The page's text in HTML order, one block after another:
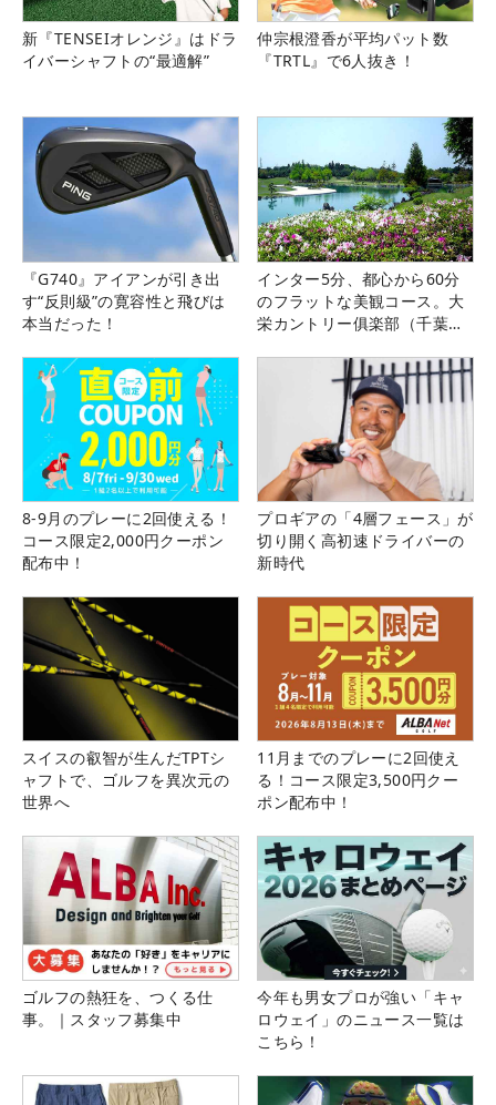
新『TENSEIオレンジ』はドラ
イバーシャフトの“最適解”
仲宗根澄香が平均パット数
『TRTL』で6人抜き！
『G740』アイアンが引き出
す“反則級”の寛容性と飛びは
本当だった！
インター5分、都心から60分
のフラットな美観コース。大
栄カントリー俱楽部（千葉
8-9月のプレーに2回使える！
コース限定2,000円クーポン
配布中！
プロギアの「4層フェース」が
切り開く高初速ドライバーの
新時代
スイスの叡智が生んだTPTシ
ャフトで、ゴルフを異次元の
世界へ
11月までのプレーに2回使え
る！コース限定3,500円クー
ポン配布中！
ゴルフの熱狂を、つくる仕
事。｜スタッフ募集中
今年も男女プロが強い「キャ
ロウェイ」のニュース一覧は
こちら！